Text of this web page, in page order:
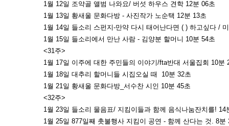
1월 12일 조약골 앨범 나와요/ 버섯 하우스 견학 12분 06초
1월 13일 황새울 문화다방 - 사진작가 노순택 12분 13초
1월 14일 들소리 스펀지-만약 다시 태어난다면 ( ) 하고싶다 /
1월 15일 들소리에서 만난 사람 - 김양분 할머니 10분 54초
<31주>
1월 17일 이주에 대한 주민들의 이야기/fta반대 서울집회 10분
1월 18일 대추리 할머니들 시집오실 때 10분 32초
1월 21일 황새울 문화다방_서수찬 시인 10분 45초
<32주>
1월 23일 들소리 물음표/ 지킴이들과 함께 음식나눔잔치를! 14
1월 25일 877일째 촛불행사 지킴이 공연 - 함께 산다는 것. 8분